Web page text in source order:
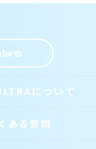
について
ある質問